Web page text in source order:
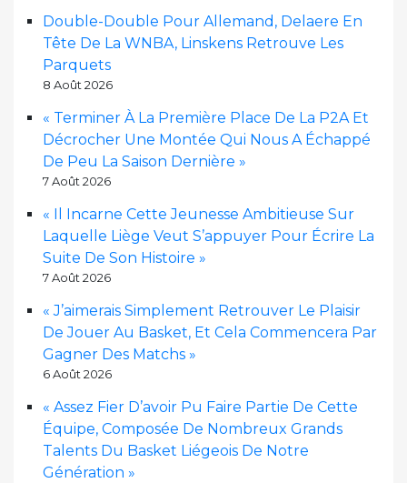
Double-Double Pour Allemand, Delaere En
Tête De La WNBA, Linskens Retrouve Les
Parquets
8 Août 2026
« Terminer À La Première Place De La P2A Et
Décrocher Une Montée Qui Nous A Échappé
De Peu La Saison Dernière »
7 Août 2026
« Il Incarne Cette Jeunesse Ambitieuse Sur
Laquelle Liège Veut S’appuyer Pour Écrire La
Suite De Son Histoire »
7 Août 2026
« J’aimerais Simplement Retrouver Le Plaisir
De Jouer Au Basket, Et Cela Commencera Par
Gagner Des Matchs »
6 Août 2026
« Assez Fier D’avoir Pu Faire Partie De Cette
Équipe, Composée De Nombreux Grands
Talents Du Basket Liégeois De Notre
Génération »